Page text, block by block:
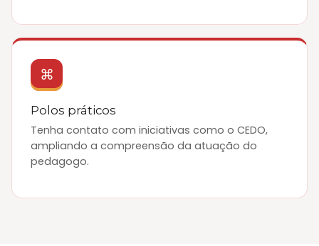
⌘
Polos práticos
Tenha contato com iniciativas como o CEDO,
ampliando a compreensão da atuação do
pedagogo.